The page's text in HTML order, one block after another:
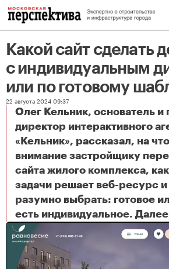
Какой сайт сделать
с индивидуальным
или по готовому
22 августа 2024 09:37
Олег Кельник, основатель и
директор интерактивного
«Кельник», рассказал, на
внимание застройщику
сайта жилого комплекса,
задачи решает веб-ресурс
разумно выбрать: готовое
есть индивидуальное.